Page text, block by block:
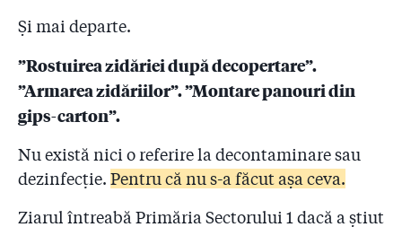
Și mai departe.
”Rostuirea zidăriei după decopertare”.
”Armarea zidăriilor”. ”Montare panouri din
gips-carton”.
Nu există nici o referire la decontaminare sau
dezinfecție. Pentru că nu s-a făcut așa ceva.
Ziarul întreabă Primăria Sectorului 1 dacă a știut